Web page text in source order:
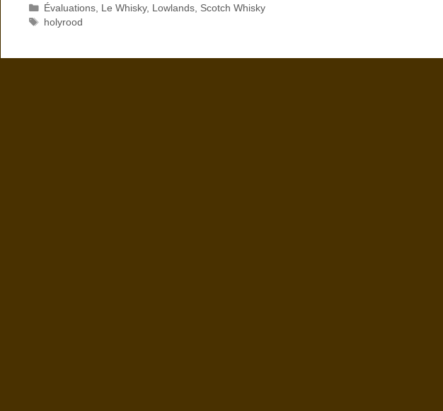
Catégories
Évaluations, Le Whisky, Lowlands, Scotch Whisky
Étiquettes
holyrood